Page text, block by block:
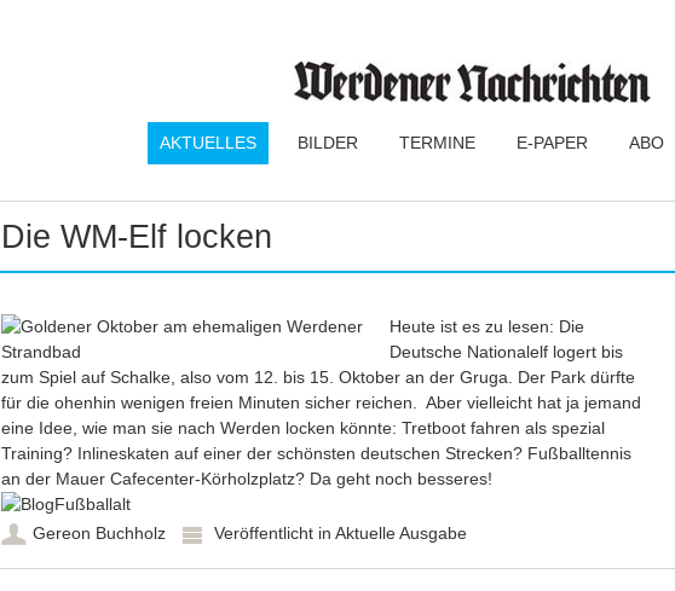
AKTUELLES BILDER TERMINE E-PAPER ABO
Die WM-Elf locken
Heute ist es zu lesen: Die
Deutsche Nationalelf logert bis
zum Spiel auf Schalke, also vom 12. bis 15. Oktober an der Gruga. Der Park dürfte
für die ohenhin wenigen freien Minuten sicher reichen. Aber vielleicht hat ja jemand
eine Idee, wie man sie nach Werden locken könnte: Tretboot fahren als spezial
Training? Inlineskaten auf einer der schönsten deutschen Strecken? Fußballtennis
an der Mauer Cafecenter-Körholzplatz? Da geht noch besseres!
Gereon Buchholz Veröffentlicht in Aktuelle Ausgabe